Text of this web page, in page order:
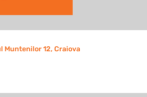
Muntenilor 12, Craiova